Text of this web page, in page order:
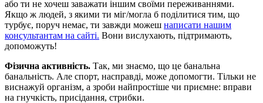
або ти не хочеш заважати іншим своїми переживаннями.
Якщо ж людей, з якими ти міг/могла б поділитися тим, що
турбує, поруч немає, ти завжди можеш написати нашим
консультантам на сайті. Вони вислухають, підтримають,
допоможуть!
Фізична активність. Так, ми знаємо, що це банальна
банальність. Але спорт, насправді, може допомогти. Тільки не
виснажуй організм, а зроби найпростіше чи приємне: вправи
на гнучкість, присідання, стрибки.